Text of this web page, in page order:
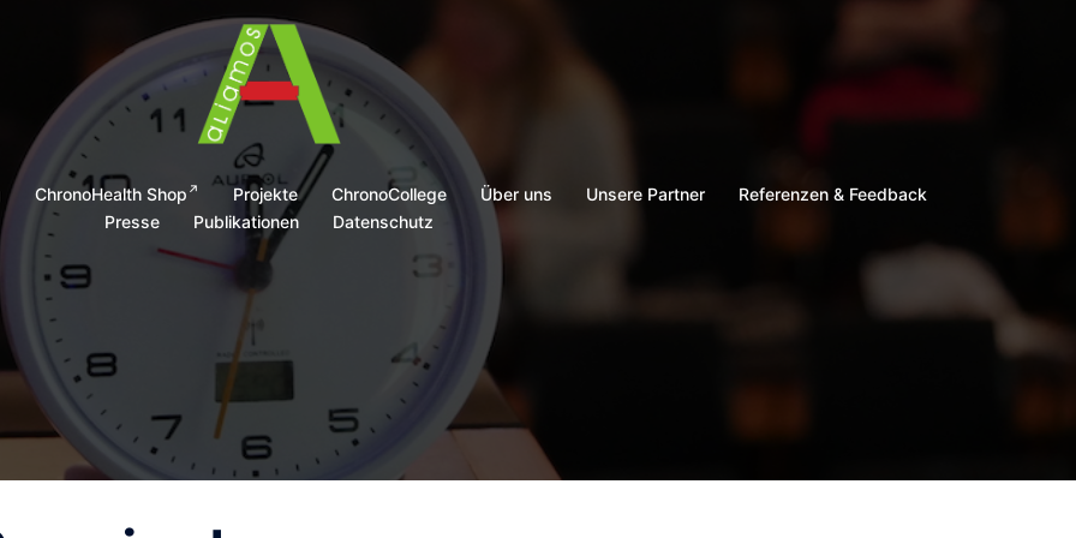
ChronoHealth Shop Projekte ChronoCollege Über uns Unsere Partner
Referenzen & Feedback
Presse
Publikationen Datenschutz